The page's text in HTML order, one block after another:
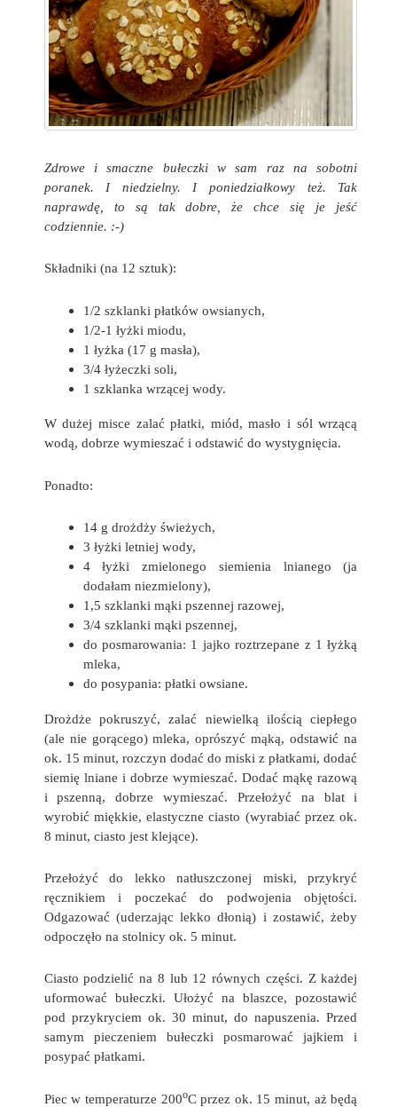
Zdrowe i smaczne bułeczki w sam raz na sobotni
poranek. I niedzielny. I poniedziałkowy też. Tak
naprawdę, to są tak dobre, że chce się je jeść
codziennie. :-)
Składniki (na 12 sztuk):
1/2 szklanki płatków owsianych,
1/2-1 łyżki miodu,
1 łyżka (17 g masła),
3/4 łyżeczki soli,
1 szklanka wrzącej wody.
W dużej misce zalać płatki, miód, masło i sól wrzącą
wodą, dobrze wymieszać i odstawić do wystygnięcia.
Ponadto:
14 g drożdży świeżych,
3 łyżki letniej wody,
4 łyżki zmielonego siemienia lnianego (ja
dodałam niezmielony),
1,5 szklanki mąki pszennej razowej,
3/4 szklanki mąki pszennej,
do posmarowania: 1 jajko roztrzepane z 1 łyżką
mleka,
do posypania: płatki owsiane.
Drożdże pokruszyć, zalać niewielką ilością ciepłego
(ale nie gorącego) mleka, oprószyć mąką, odstawić na
ok. 15 minut, rozczyn dodać do miski z płatkami, dodać
siemię lniane i dobrze wymieszać. Dodać mąkę razową
i pszenną, dobrze wymieszać. Przełożyć na blat i
wyrobić miękkie, elastyczne ciasto (wyrabiać przez ok.
8 minut, ciasto jest klejące).
Przełożyć do lekko natłuszczonej miski, przykryć
ręcznikiem i poczekać do podwojenia objętości.
Odgazować (uderzając lekko dłonią) i zostawić, żeby
odpoczęło na stolnicy ok. 5 minut.
Ciasto podzielić na 8 lub 12 równych części. Z każdej
uformować bułeczki. Ułożyć na blaszce, pozostawić
pod przykryciem ok. 30 minut, do napuszenia. Przed
samym pieczeniem bułeczki posmarować jajkiem i
posypać płatkami.
Piec w temperaturze 200oC przez ok. 15 minut, aż będą